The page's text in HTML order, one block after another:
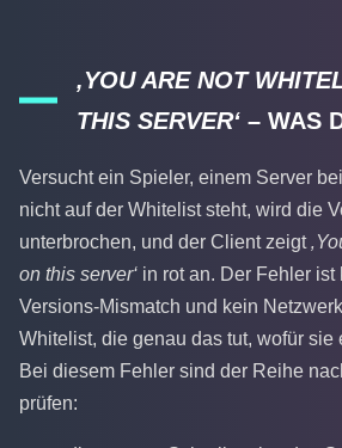
‚YOU ARE NOT
THIS SERVER‘ – WAS
Versucht ein Spieler, einem Server
nicht auf der Whitelist steht, wird die
unterbrochen, und der Client zeigt
on this server‘ in rot an. Der Fehler ist
Versions-Mismatch und kein
Whitelist, die genau das tut, wofür sie
Bei diesem Fehler sind der Reihe
prüfen: